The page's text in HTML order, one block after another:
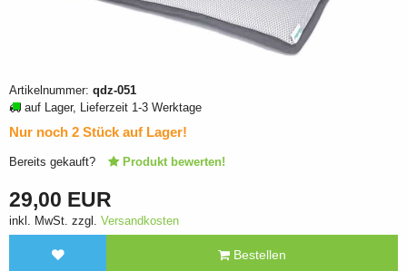
Artikelnummer: qdz-051
auf Lager, Lieferzeit 1-3 Werktage
Nur noch 2 Stück auf Lager!
Bereits gekauft? Produkt bewerten!
29,00 EUR
inkl. MwSt. zzgl. Versandkosten
Bestellen